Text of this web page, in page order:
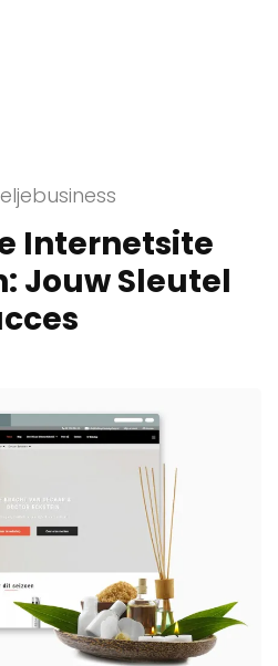
Internetsite
Jouw Sleutel